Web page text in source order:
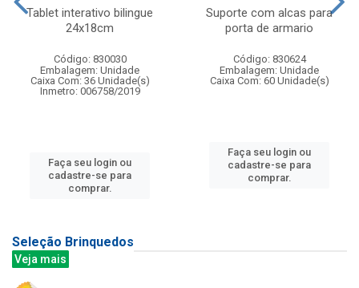
Tablet interativo bilingue
24x18cm
Código: 830030
Embalagem: Unidade
Caixa Com: 36 Unidade(s)
Inmetro: 006758/2019
Faça seu login ou
cadastre-se para
comprar.
Suporte com alcas para
porta de armario
Código: 830624
Embalagem: Unidade
Caixa Com: 60 Unidade(s)
Faça seu login ou
cadastre-se para
comprar.
Seleção Brinquedos
Veja mais